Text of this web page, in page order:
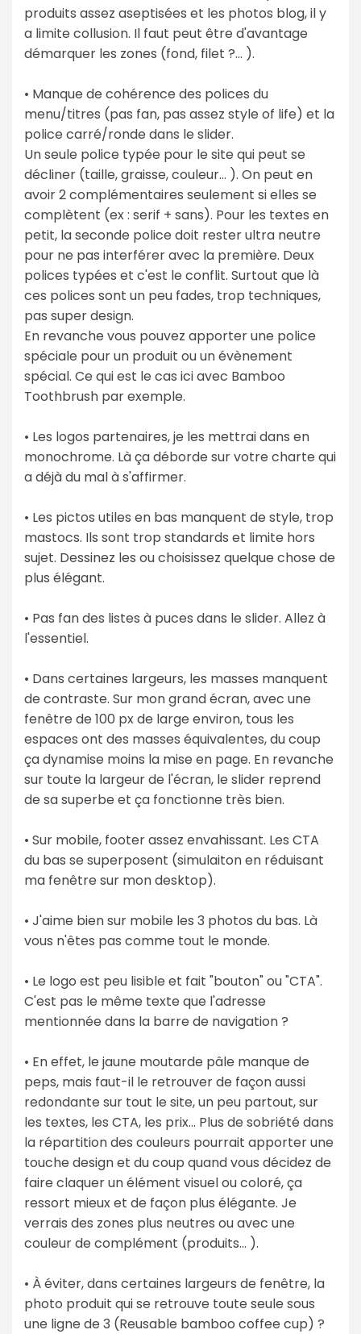
produits assez aseptisées et les photos blog, il y
a limite collusion. Il faut peut être d'avantage
démarquer les zones (fond, filet ?… ).
• Manque de cohérence des polices du
menu/titres (pas fan, pas assez style of life) et la
police carré/ronde dans le slider.
Un seule police typée pour le site qui peut se
décliner (taille, graisse, couleur… ). On peut en
avoir 2 complémentaires seulement si elles se
complètent (ex : serif + sans). Pour les textes en
petit, la seconde police doit rester ultra neutre
pour ne pas interférer avec la première. Deux
polices typées et c'est le conflit. Surtout que là
ces polices sont un peu fades, trop techniques,
pas super design.
En revanche vous pouvez apporter une police
spéciale pour un produit ou un évènement
spécial. Ce qui est le cas ici avec Bamboo
Toothbrush par exemple.
• Les logos partenaires, je les mettrai dans en
monochrome. Là ça déborde sur votre charte qui
a déjà du mal à s'affirmer.
• Les pictos utiles en bas manquent de style, trop
mastocs. Ils sont trop standards et limite hors
sujet. Dessinez les ou choisissez quelque chose de
plus élégant.
• Pas fan des listes à puces dans le slider. Allez à
l'essentiel.
• Dans certaines largeurs, les masses manquent
de contraste. Sur mon grand écran, avec une
fenêtre de 100 px de large environ, tous les
espaces ont des masses équivalentes, du coup
ça dynamise moins la mise en page. En revanche
sur toute la largeur de l'écran, le slider reprend
de sa superbe et ça fonctionne très bien.
• Sur mobile, footer assez envahissant. Les CTA
du bas se superposent (simulaiton en réduisant
ma fenêtre sur mon desktop).
• J'aime bien sur mobile les 3 photos du bas. Là
vous n'êtes pas comme tout le monde.
• Le logo est peu lisible et fait "bouton" ou "CTA".
C'est pas le même texte que l'adresse
mentionnée dans la barre de navigation ?
• En effet, le jaune moutarde pâle manque de
peps, mais faut-il le retrouver de façon aussi
redondante sur tout le site, un peu partout, sur
les textes, les CTA, les prix… Plus de sobriété dans
la répartition des couleurs pourrait apporter une
touche design et du coup quand vous décidez de
faire claquer un élément visuel ou coloré, ça
ressort mieux et de façon plus élégante. Je
verrais des zones plus neutres ou avec une
couleur de complément (produits… ).
• À éviter, dans certaines largeurs de fenêtre, la
photo produit qui se retrouve toute seule sous
une ligne de 3 (Reusable bamboo coffee cup) ?